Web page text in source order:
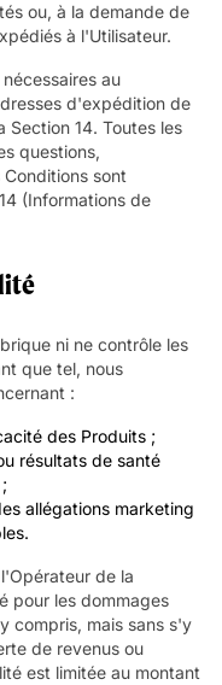
ou, à la demande de
à l'Utilisateur.
au
d'expédition de
Section 14. Toutes les
questions,
sont
(Informations de
ni ne contrôle les
que tel, nous
:
des Produits ;
résultats de santé
allégations marketing
de la
pour les dommages
compris, mais sans s'y
de revenus ou
est limitée au montant